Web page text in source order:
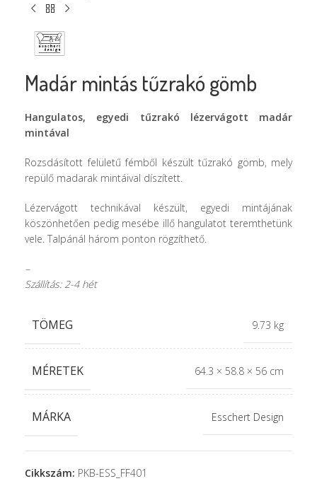
Madár mintás tűzrakó gömb
Hangulatos, egyedi tűzrakó lézervágott madár
mintával
Rozsdásított felületű fémből készült tűzrakó gömb, mely
repülő madarak mintáival díszített.
Lézervágott technikával készült, egyedi mintájának
köszönhetően pedig mesébe illő hangulatot teremthetünk
vele. Talpánál három ponton rögzíthető.
–
Szállítás: 2-4 hét
TÖMEG 9.73 kg
MÉRETEK 64.3 × 58.8 × 56 cm
MÁRKA Esschert Design
Cikkszám: PKB-ESS_FF401